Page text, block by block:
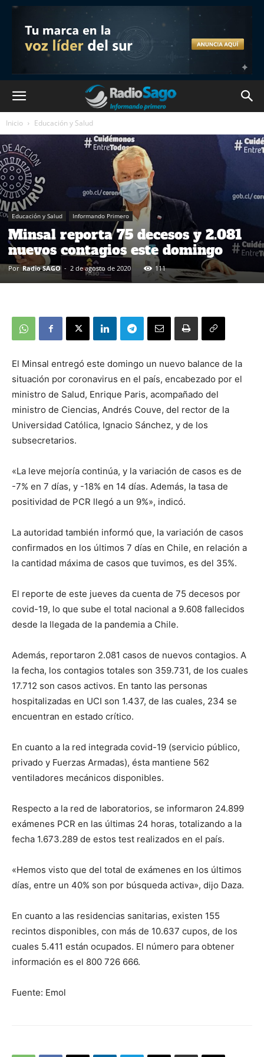
Inicio Educación y Salud
Educación y Salud Informando Primero
Minsal reporta 75 decesos y 2.081
nuevos contagios este domingo
Por Radio SAGO - 2 de agosto de 2020 111
El Minsal entregó este domingo un nuevo balance de la
situación por coronavirus en el país, encabezado por el
ministro de Salud, Enrique Paris, acompañado del
ministro de Ciencias, Andrés Couve, del rector de la
Universidad Católica, Ignacio Sánchez, y de los
subsecretarios.
«La leve mejoría continúa, y la variación de casos es de
-7% en 7 días, y -18% en 14 días. Además, la tasa de
positividad de PCR llegó a un 9%», indicó.
La autoridad también informó que, la variación de casos
confirmados en los últimos 7 días en Chile, en relación a
la cantidad máxima de casos que tuvimos, es del 35%.
El reporte de este jueves da cuenta de 75 decesos por
covid-19, lo que sube el total nacional a 9.608 fallecidos
desde la llegada de la pandemia a Chile.
Además, reportaron 2.081 casos de nuevos contagios. A
la fecha, los contagios totales son 359.731, de los cuales
17.712 son casos activos. En tanto las personas
hospitalizadas en UCI son 1.437, de las cuales, 234 se
encuentran en estado crítico.
En cuanto a la red integrada covid-19 (servicio público,
privado y Fuerzas Armadas), ésta mantiene 562
ventiladores mecánicos disponibles.
Respecto a la red de laboratorios, se informaron 24.899
exámenes PCR en las últimas 24 horas, totalizando a la
fecha 1.673.289 de estos test realizados en el país.
«Hemos visto que del total de exámenes en los últimos
días, entre un 40% son por búsqueda activa», dijo Daza.
En cuanto a las residencias sanitarias, existen 155
recintos disponibles, con más de 10.637 cupos, de los
cuales 5.411 están ocupados. El número para obtener
información es el 800 726 666.
Fuente: Emol